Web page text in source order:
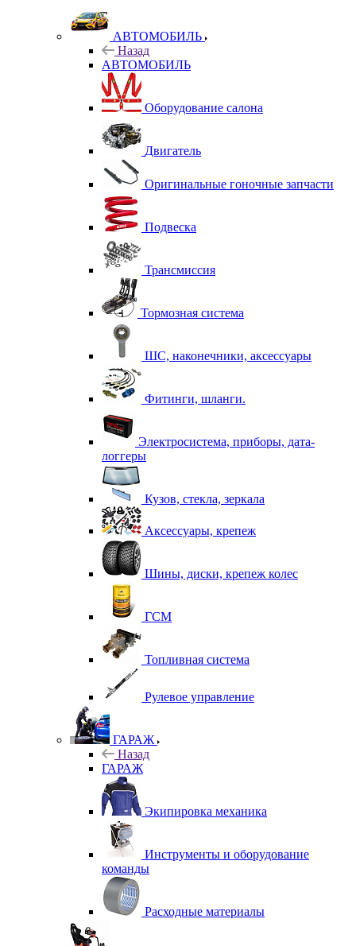
АВТОМОБИЛЬ
Назад
АВТОМОБИЛЬ
Оборудование салона
Двигатель
Оригинальные гоночные запчасти
Подвеска
Трансмиссия
Тормозная система
ШС, наконечники, аксессуары
Фитинги, шланги.
Электросистема, приборы, дата-
логгеры
Кузов, стекла, зеркала
Аксессуары, крепеж
Шины, диски, крепеж колес
ГСМ
Топливная система
Рулевое управление
ГАРАЖ
Назад
ГАРАЖ
Экипировка механика
Инструменты и оборудование
команды
Расходные материалы